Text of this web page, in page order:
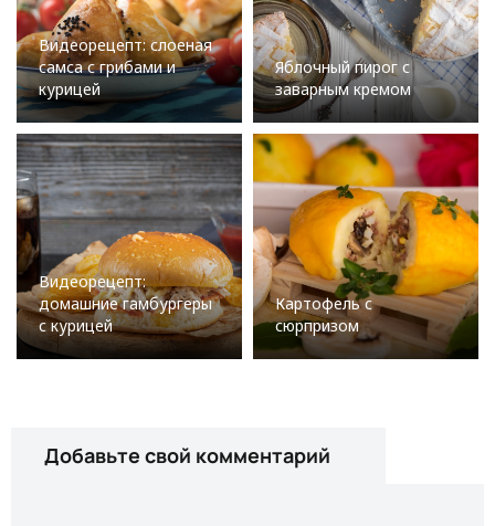
Видеорецепт: слоеная
самса с грибами и
курицей
Яблочный пирог с
заварным кремом
Видеорецепт:
домашние гамбургеры
с курицей
Картофель с
сюрпризом
Добавьте свой комментарий